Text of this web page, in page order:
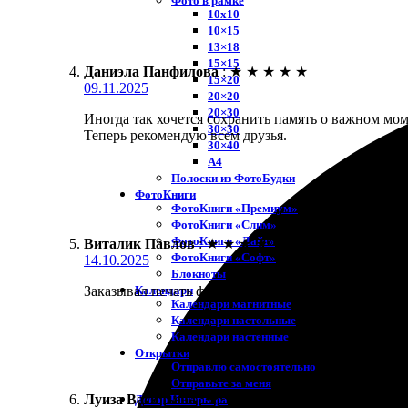
10х10
10×15
13×18
15×15
15×20
20×20
20×30
30×30
30×40
A4
Полоски из ФотоБудки
ФотоКниги
ФотоКниги «Премиум»
ФотоКниги «Слим»
ФотоКниги «Лайт»
ФотоКниги «Софт»
Блокноты
Календари
Календари магнитные
Календари настольные
Календари настенные
Открытки
Отправлю самостоятельно
Отправьте за меня
Декор Интерьера
Даниэла Панфилова : ★ ★ ★ ★ ★
09.11.2025
Иногда так хочется сохранить память о важном
Теперь рекомендую всем друзья.
Виталик Павлов : ★ ★ ★ ★ ★
14.10.2025
Заказывал печать фото 20х20. Потрясающее
Луиза Васильева : ★ ★